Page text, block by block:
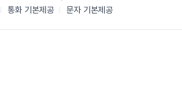
통화 기본제공 문자 기본제공